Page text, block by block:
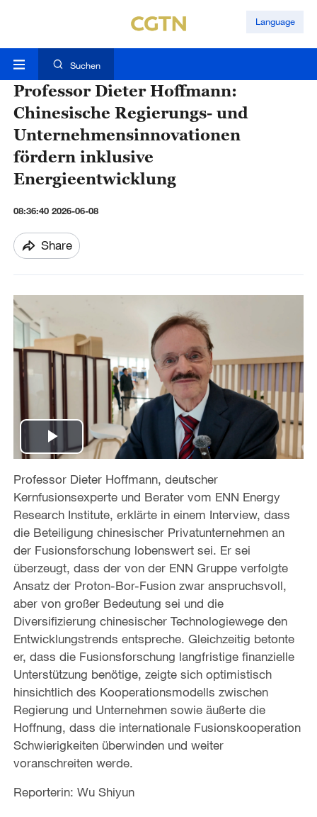
Language
Suchen
Professor Dieter Hoffmann:
Chinesische Regierungs- und
Unternehmensinnovationen
fördern inklusive
Energieentwicklung
08:36:40 2026-06-08
Share
P
l
a
y
V
i
d
e
o
Professor Dieter Hoffmann, deutscher
Kernfusionsexperte und Berater vom ENN Energy
Research Institute, erklärte in einem Interview, dass
die Beteiligung chinesischer Privatunternehmen an
der Fusionsforschung lobenswert sei. Er sei
überzeugt, dass der von der ENN Gruppe verfolgte
Ansatz der Proton-Bor-Fusion zwar anspruchsvoll,
aber von großer Bedeutung sei und die
Diversifizierung chinesischer Technologiewege den
Entwicklungstrends entspreche. Gleichzeitig betonte
er, dass die Fusionsforschung langfristige finanzielle
Unterstützung benötige, zeigte sich optimistisch
hinsichtlich des Kooperationsmodells zwischen
Regierung und Unternehmen sowie äußerte die
Hoffnung, dass die internationale Fusionskooperation
Schwierigkeiten überwinden und weiter
voranschreiten werde.
Reporterin: Wu Shiyun